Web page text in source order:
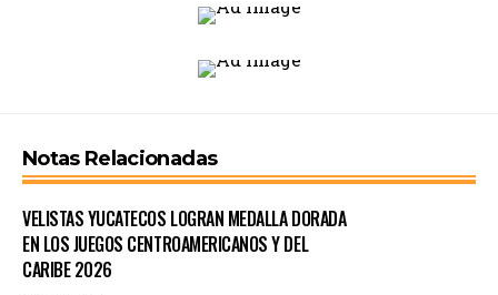
Notas Relacionadas
VELISTAS YUCATECOS LOGRAN MEDALLA DORADA
EN LOS JUEGOS CENTROAMERICANOS Y DEL
CARIBE 2026